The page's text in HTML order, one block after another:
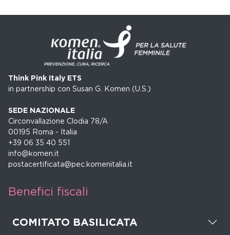
Think Pink Italy ETS
in partnership con Susan G. Komen (U.S.)
SEDE NAZIONALE
Circonvallazione Clodia 78/A
00195 Roma - Italia
+39 06 35 40 551
info@komen.it
postacertificata@pec.komenitalia.it
Benefici fiscali
COMITATO BASILICATA